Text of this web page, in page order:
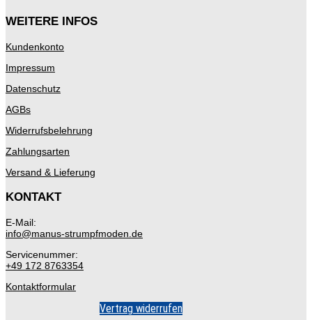
WEITERE INFOS
Kundenkonto
Impressum
Datenschutz
AGBs
Widerrufsbelehrung
Zahlungsarten
Versand & Lieferung
KONTAKT
E-Mail:
info@manus-strumpfmoden.de
Servicenummer:
+49 172 8763354
Kontaktformular
Vertrag widerrufen